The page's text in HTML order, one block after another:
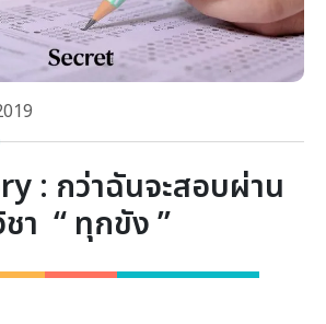
: กว่าฉันจะสอบผ่าน
า “ ทุกขัง ”